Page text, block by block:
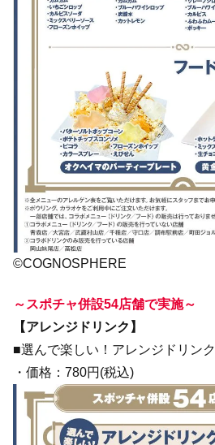
©COGNOSPHERE
～スポチャ併設54店舗で実施～
【アレンジドリンク】
■選んで楽しい！アレンジドリンク
・価格：780円(税込)